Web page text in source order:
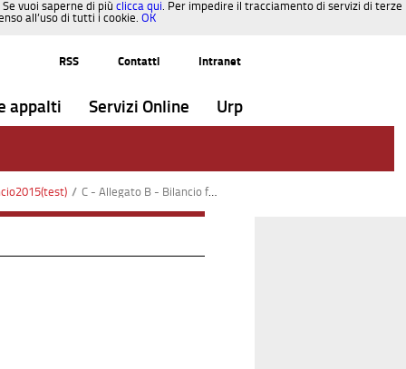
vuoi saperne di più clicca qui. Per impedire il tracciamento di servizi di terze
all’uso di tutti i cookie. OK
RSS Contatti Intranet
appalti Servizi Online Urp
/ C - Allegato B - Bilancio finanziario gestionale entrate-spese